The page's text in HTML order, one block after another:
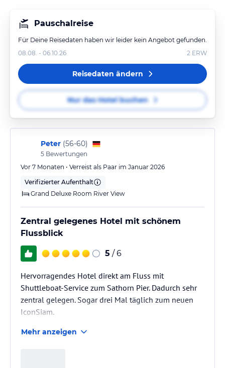
Pauschalreise
Für Deine Reisedaten haben wir leider kein Angebot gefunden.
08.08. - 06.10.26
2 ERW
Reisedaten ändern
Nur das Hotel buchen
Peter (56-60)
5 Bewertungen
Vor 7 Monaten • Verreist als Paar im Januar 2026
Verifizierter Aufenthalt
Grand Deluxe Room River View
Zentral gelegenes Hotel mit schönem
Flussblick
5 / 6
Hervorragendes Hotel direkt am Fluss mit
Shuttleboat-Service zum Sathorn Pier. Dadurch sehr
zentral gelegen. Sogar drei Mal täglich zum neuen
IconSiam.
Mehr anzeigen